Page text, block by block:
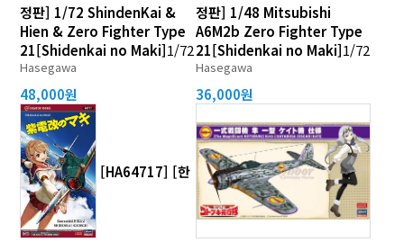
정판] 1/72 ShindenKai &
Hien & Zero Fighter Type
21[Shidenkai no Maki]1/72
Hasegawa
48,000원
정판] 1/48 Mitsubishi
A6M2b Zero Fighter Type
21[Shidenkai no Maki]1/72
Hasegawa
36,000원
[HA64717] [한